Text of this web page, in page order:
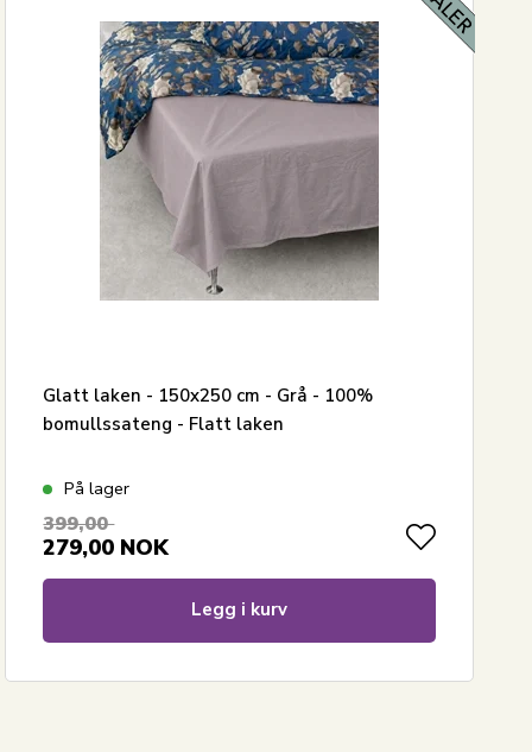
Glatt laken - 150x250 cm - Grå - 100%
bomullssateng - Flatt laken
På lager
399,00
279,00 NOK
Legg i kurv